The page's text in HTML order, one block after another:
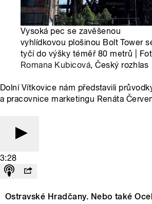
Vysoká pec se zavěšenou
vyhlídkovou plošinou Bolt Tower
tyčí do výšky téměř 80 metrů |
Romana Kubicová, Český rozhlas
Dolní Vítkovice nám představili
a pracovnice marketingu Renáta
3:28
Ostravské Hradčany. Nebo také